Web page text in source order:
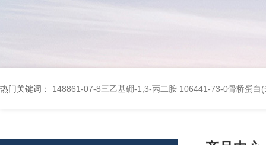
热门关键词： 148861-07-8三乙基硼-1,3-丙二胺 106441-73-0骨桥蛋白